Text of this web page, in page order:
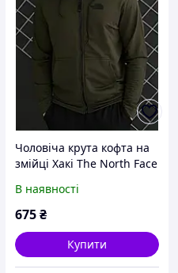
Чоловіча крута кофта на
змійці Хакі The North Face
светри та кофти TNF
В наявності
675₴
Купити